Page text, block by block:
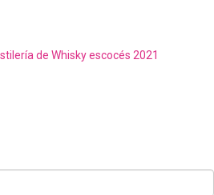
de Whisky escocés 2021